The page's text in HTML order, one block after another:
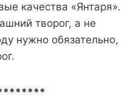
качества «Янтаря».
творог, а не
нужно обязательно,